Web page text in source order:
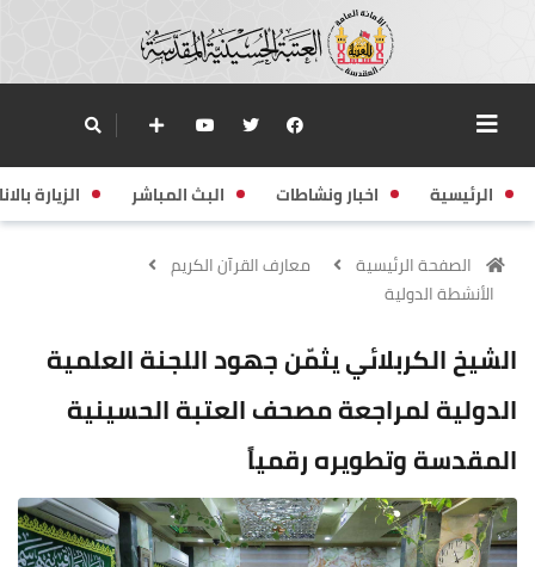
الرئيسية اخبار ونشاطات البث المباشر الزيارة
الصفحة الرئيسية
معارف القرآن الكريم
الأنشطة الدولية
الشيخ الكربلائي يثمّن جهود اللجنة العلمية
الدولية لمراجعة مصحف العتبة الحسينية
المقدسة وتطويره رقمياً